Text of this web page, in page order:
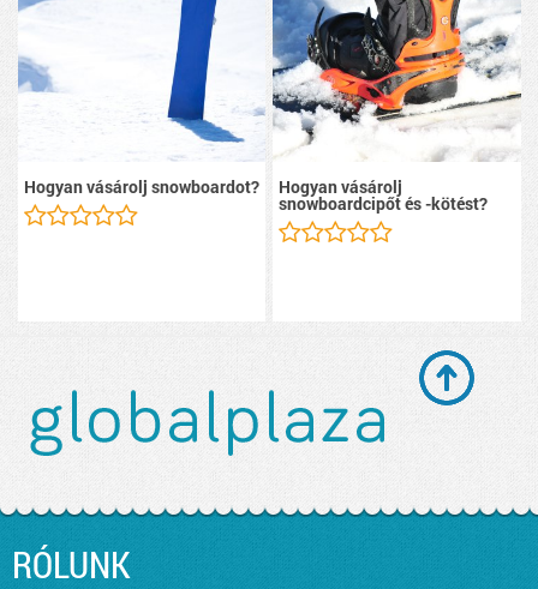
Hogyan vásárolj snowboardot? Hogyan vásárolj
snowboardcipőt és -kötést?
RÓLUNK